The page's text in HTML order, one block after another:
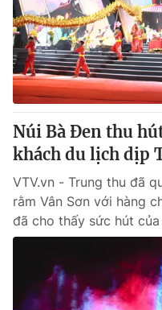
Núi Bà Đen thu
khách du lịch dịp
VTV.vn - Trung thu đã
rằm Vân Sơn với hàng
đã cho thấy sức hút